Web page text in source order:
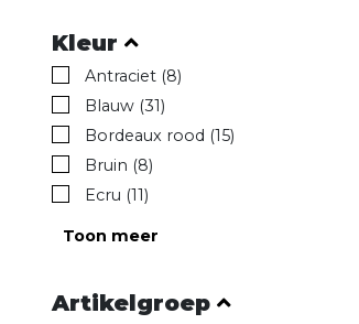
Kleur
Antraciet (8)
Blauw (31)
Bordeaux rood (15)
Bruin (8)
Ecru (11)
Toon meer
Artikelgroep